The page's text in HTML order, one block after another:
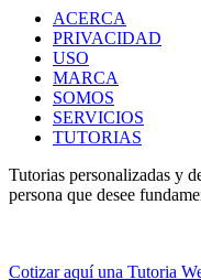
ACERCA
PRIVACIDAD
USO
MARCA
SOMOS
SERVICIOS
TUTORIAS
Tutorias personalizadas y
persona que desee
Cotizar aquí una Tutoria